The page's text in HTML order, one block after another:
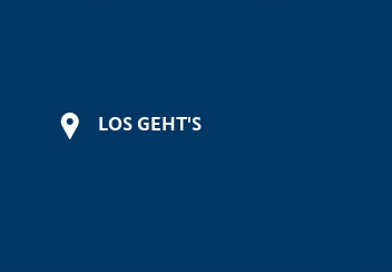
LOS GEHT'S